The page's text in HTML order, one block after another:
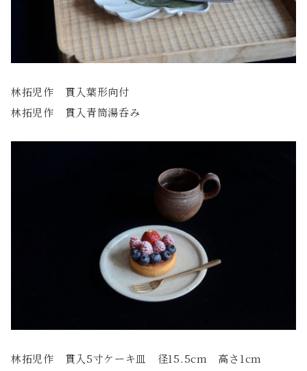
林拓児作 貫入葉形向付
林拓児作 貫入青筒湯呑み
林拓児作 貫入5寸ケーキ皿 径15.5cm 高さ1cm